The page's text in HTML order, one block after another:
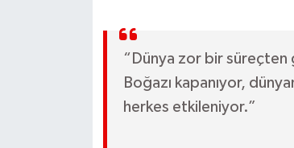
“Dünya zor bir süreçten
Boğazı kapanıyor,
herkes etkileniyor.”